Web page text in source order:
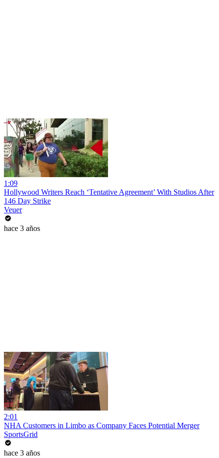
1:09
Hollywood Writers Reach ‘Tentative Agreement’ With Studios After
146 Day Strike
Veuer
hace 3 años
2:01
NHA Customers in Limbo as Company Faces Potential Merger
SportsGrid
hace 3 años